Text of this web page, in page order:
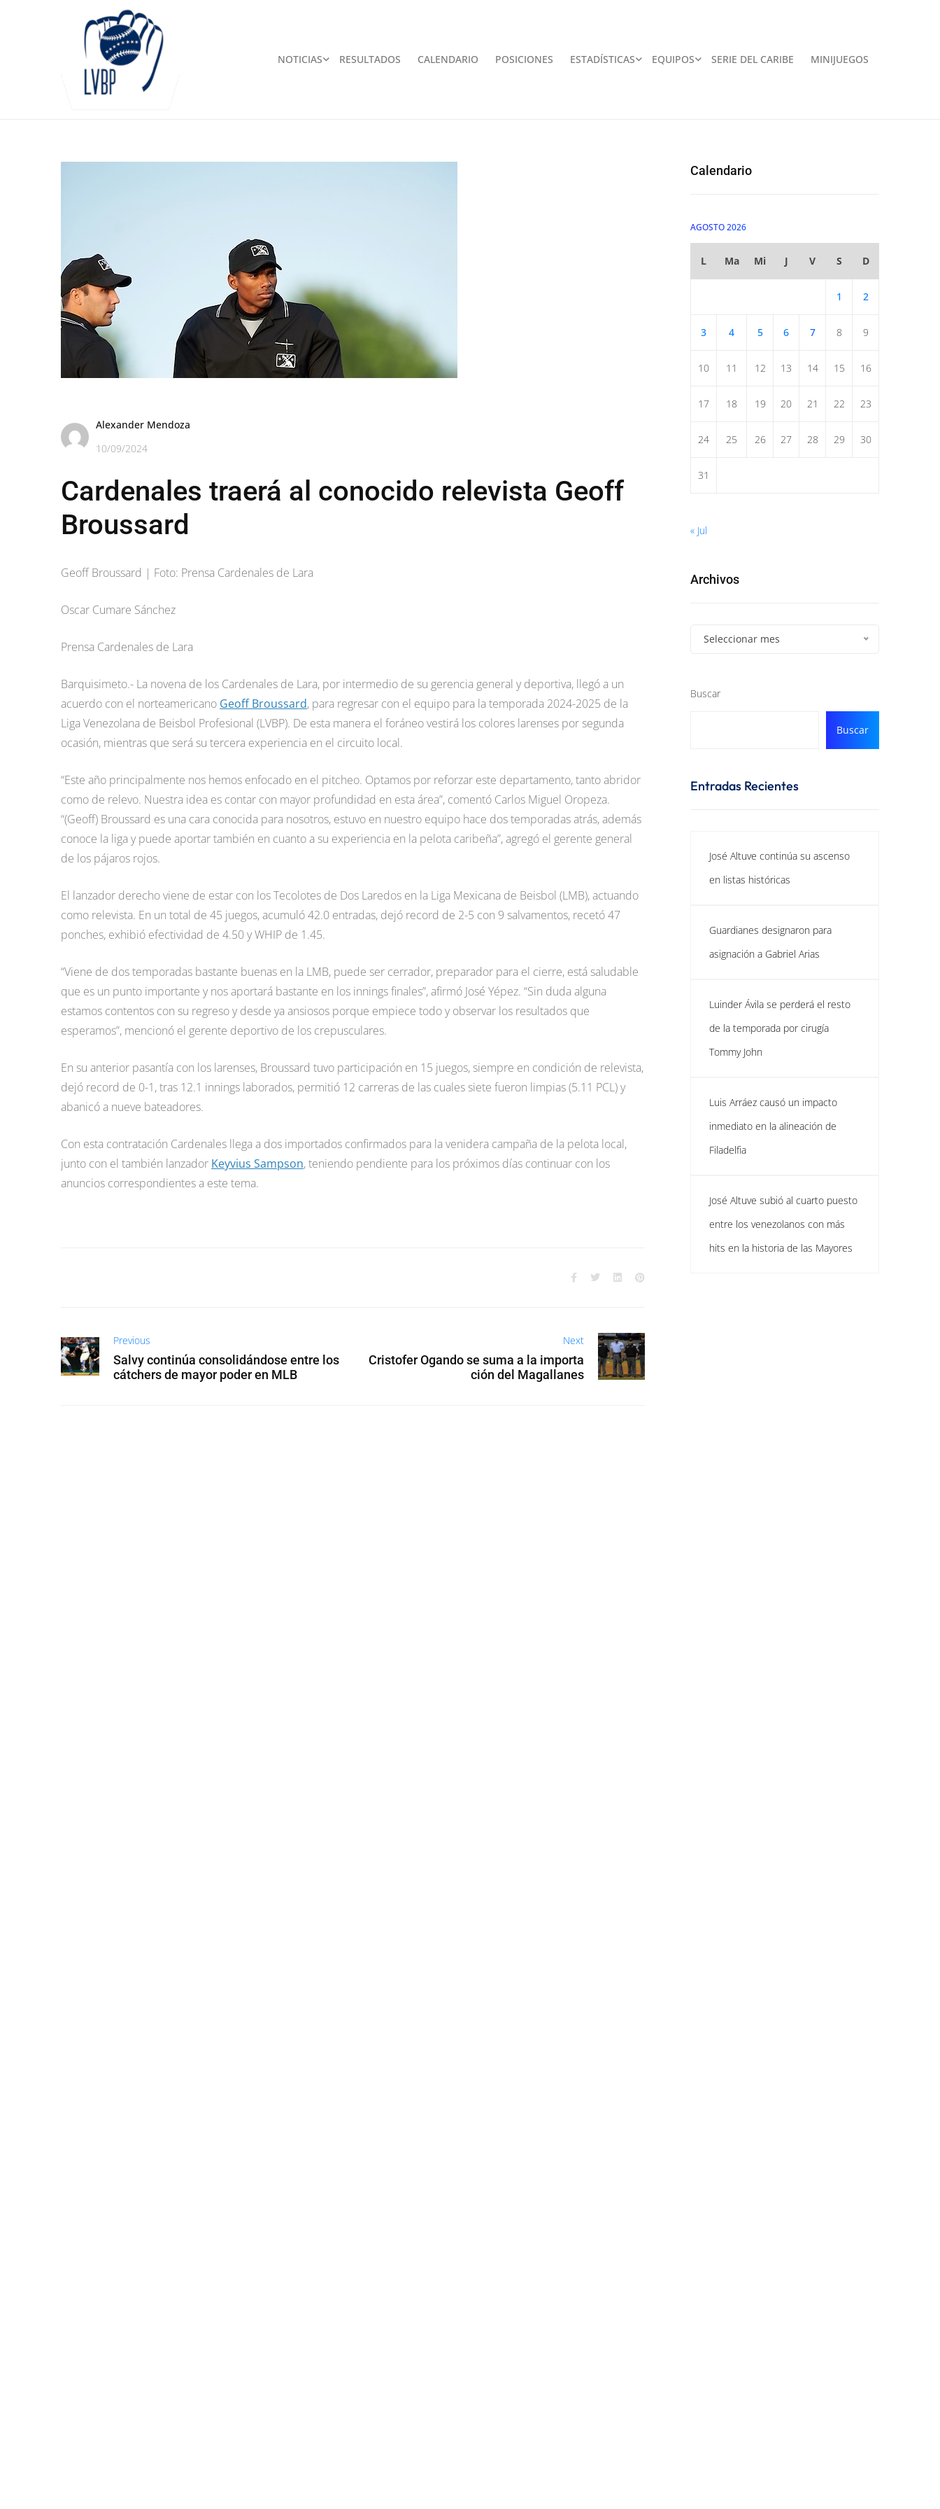
NOTICIAS RESULTADOS CALENDARIO POSICIONES ESTADÍSTICAS EQUIPOS SERIE DEL CARIBE MINIJUEGOS
Alexander Mendoza
10/09/2024
Cardenales traerá al conocido relevista Geoff
Broussard
Geoff Broussard | Foto: Prensa Cardenales de Lara
Oscar Cumare Sánchez
Prensa Cardenales de Lara
Barquisimeto.- La novena de los Cardenales de Lara, por intermedio de su gerencia general y deportiva, llegó a un
acuerdo con el norteamericano Geoff Broussard, para regresar con el equipo para la temporada 2024-2025 de la
Liga Venezolana de Beisbol Profesional (LVBP). De esta manera el foráneo vestirá los colores larenses por segunda
ocasión, mientras que será su tercera experiencia en el circuito local.
“Este año principalmente nos hemos enfocado en el pitcheo. Optamos por reforzar este departamento, tanto abridor
como de relevo. Nuestra idea es contar con mayor profundidad en esta área”, comentó Carlos Miguel Oropeza.
“(Geoff) Broussard es una cara conocida para nosotros, estuvo en nuestro equipo hace dos temporadas atrás, además
conoce la liga y puede aportar también en cuanto a su experiencia en la pelota caribeña”, agregó el gerente general
de los pájaros rojos.
El lanzador derecho viene de estar con los Tecolotes de Dos Laredos en la Liga Mexicana de Beisbol (LMB), actuando
como relevista. En un total de 45 juegos, acumuló 42.0 entradas, dejó record de 2-5 con 9 salvamentos, recetó 47
ponches, exhibió efectividad de 4.50 y WHIP de 1.45.
“Viene de dos temporadas bastante buenas en la LMB, puede ser cerrador, preparador para el cierre, está saludable
que es un punto importante y nos aportará bastante en los innings finales”, afirmó José Yépez. “Sin duda alguna
estamos contentos con su regreso y desde ya ansiosos porque empiece todo y observar los resultados que
esperamos”, mencionó el gerente deportivo de los crepusculares.
En su anterior pasantía con los larenses, Broussard tuvo participación en 15 juegos, siempre en condición de relevista,
dejó record de 0-1, tras 12.1 innings laborados, permitió 12 carreras de las cuales siete fueron limpias (5.11 PCL) y
abanicó a nueve bateadores.
Con esta contratación Cardenales llega a dos importados confirmados para la venidera campaña de la pelota local,
junto con el también lanzador Keyvius Sampson, teniendo pendiente para los próximos días continuar con los
anuncios correspondientes a este tema.
Previous
Salvy continúa consolidándose entre los
cátchers de mayor poder en MLB
Next
Cristofer Ogando se suma a la importa
ción del Magallanes
Calendario
AGOSTO 2026
L Ma Mi J V S D
1 2
3 4 5 6 7 8 9
10 11 12 13 14 15 16
17 18 19 20 21 22 23
24 25 26 27 28 29 30
31
« Jul
Archivos
Seleccionar mes
Buscar
Buscar
Entradas Recientes
José Altuve continúa su ascenso
en listas históricas
Guardianes designaron para
asignación a Gabriel Arias
Luinder Ávila se perderá el resto
de la temporada por cirugía
Tommy John
Luis Arráez causó un impacto
inmediato en la alineación de
Filadelfia
José Altuve subió al cuarto puesto
entre los venezolanos con más
hits en la historia de las Mayores